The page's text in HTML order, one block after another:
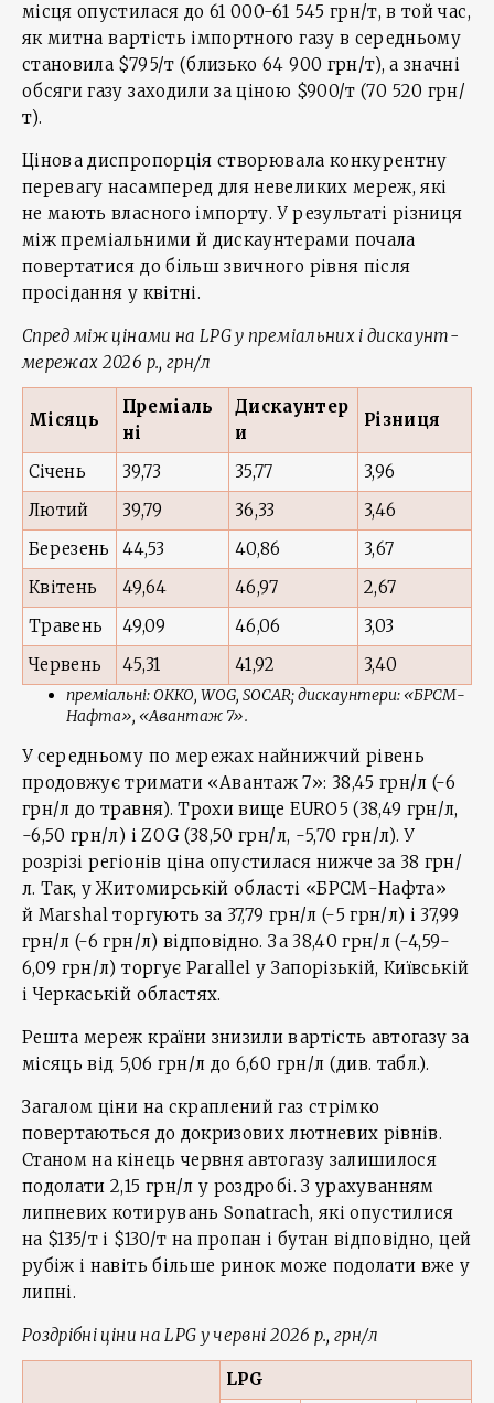
місця опустилася до 61 000-61 545 грн/т, в той час,
як митна вартість імпортного газу в середньому
становила $795/т (близько 64 900 грн/т), а значні
обсяги газу заходили за ціною $900/т (70 520 грн/
т).
Цінова диспропорція створювала конкурентну
перевагу насамперед для невеликих мереж, які
не мають власного імпорту. У результаті різниця
між преміальними й дискаунтерами почала
повертатися до більш звичного рівня після
просідання у квітні.
Спред між цінами на LPG у преміальних і дискаунт-
мережах 2026 р., грн/л
Місяць
Преміаль
ні
Дискаунтер
и
Різниця
Січень 39,73 35,77
3,96
Лютий
39,79 36,33
3,46
Березень
44,53 40,86
3,67
Квітень
49,64 46,97
2,67
Травень
49,09 46,06
3,03
Червень
45,31 41,92 3,40
преміальні: ОККО, WOG, SOCAR; дискаунтери: «БРСМ-
Нафта», «Авантаж 7».
У середньому по мережах найнижчий рівень
продовжує тримати «Авантаж 7»: 38,45 грн/л (-6
грн/л до травня). Трохи вище EURO5 (38,49 грн/л,
-6,50 грн/л) і ZOG (38,50 грн/л, -5,70 грн/л). У
розрізі регіонів ціна опустилася нижче за 38 грн/
л. Так, у Житомирській області «БРСМ-Нафта»
й Marshal торгують за 37,79 грн/л (-5 грн/л) і 37,99
грн/л (-6 грн/л) відповідно. За 38,40 грн/л (-4,59-
6,09 грн/л) торгує Parallel у Запорізькій, Київській
і Черкаській областях.
Решта мереж країни знизили вартість автогазу за
місяць від 5,06 грн/л до 6,60 грн/л (див. табл.).
Загалом ціни на скраплений газ стрімко
повертаються до докризових лютневих рівнів.
Станом на кінець червня автогазу залишилося
подолати 2,15 грн/л у роздробі. З урахуванням
липневих котирувань Sonatrach, які опустилися
на $135/т і $130/т на пропан і бутан відповідно, цей
рубіж і навіть більше ринок може подолати вже у
липні.
Роздрібні ціни наLPG у червні 2026 р., грн/л
LPG